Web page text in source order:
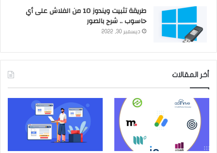
طريقة تثبيت ويندوز 10 من الفلاش على أي
حاسوب .. شرح بالصور
ديسمبر 30, 2022
أخر المقالات